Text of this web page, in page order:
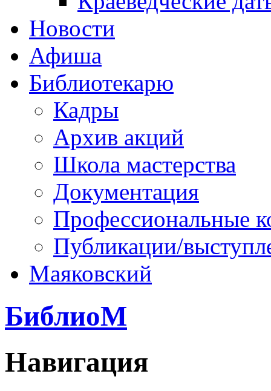
Новости
Афиша
Библиотекарю
Кадры
Архив акций
Школа мастерства
Документация
Профессиональные
Публикации/
Маяковский
БиблиоМ
Навигация